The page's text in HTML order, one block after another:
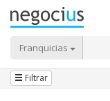
Franquicias
Filtrar